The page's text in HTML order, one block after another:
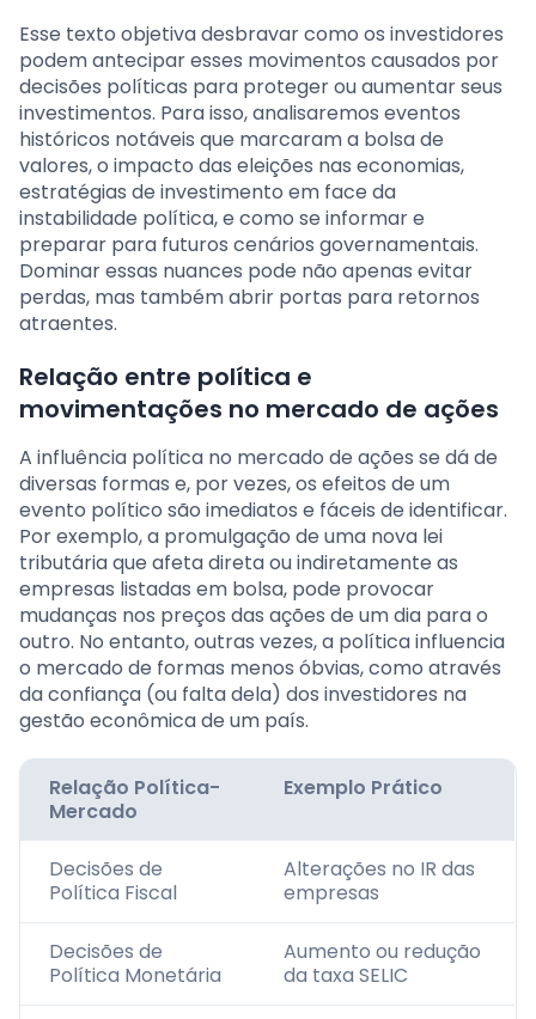
Esse texto objetiva desbravar como os investidores
podem antecipar esses movimentos causados por
decisões políticas para proteger ou aumentar seus
investimentos. Para isso, analisaremos eventos
históricos notáveis que marcaram a bolsa de
valores, o impacto das eleições nas economias,
estratégias de investimento em face da
instabilidade política, e como se informar e
preparar para futuros cenários governamentais.
Dominar essas nuances pode não apenas evitar
perdas, mas também abrir portas para retornos
atraentes.
Relação entre política e
movimentações no mercado de ações
A influência política no mercado de ações se dá de
diversas formas e, por vezes, os efeitos de um
evento político são imediatos e fáceis de identificar.
Por exemplo, a promulgação de uma nova lei
tributária que afeta direta ou indiretamente as
empresas listadas em bolsa, pode provocar
mudanças nos preços das ações de um dia para o
outro. No entanto, outras vezes, a política influencia
o mercado de formas menos óbvias, como através
da confiança (ou falta dela) dos investidores na
gestão econômica de um país.
Relação Política-
Mercado
Exemplo Prático
Decisões de
Política Fiscal
Alterações no IR das
empresas
Decisões de
Política Monetária
Aumento ou redução
da taxa SELIC